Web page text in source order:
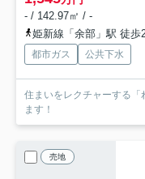
- / 142.97㎡ / -
姫新線「余部」駅 徒歩
都市ガス 公共下水
住まいをレクチャーする「
ます！
売地